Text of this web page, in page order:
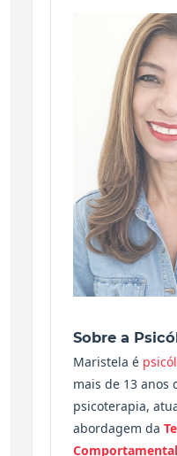
Sobre a
Maristela é
mais de 13 anos
psicoterapia,
abordagem da
Comportamental